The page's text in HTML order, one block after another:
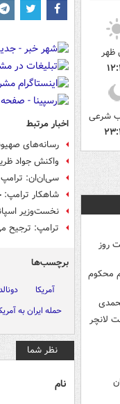
ظهر
شرعی
روز
محکوم
لانچر
اخبار مرتبط
رسانه‌های
واکنش جواد
سی‌ان‌ان: ترامپ ۳۷ بار مدعی شده توافق با ایران نزدیک است
شاهکار ترامپ:
نخست‌وزیر
ترامپ: ترجیح
برچسب‌ها
آمریکا
حمله ایران به
نظر شما
نام